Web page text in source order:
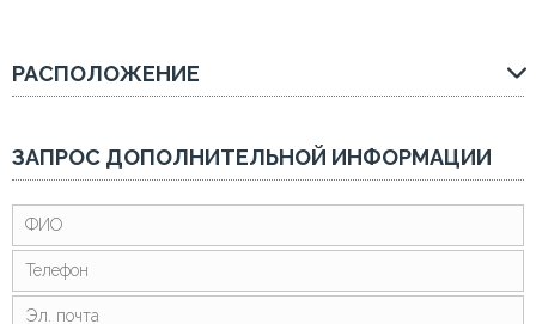
РАСПОЛОЖЕНИЕ
ЗАПРОС ДОПОЛНИТЕЛЬНОЙ ИНФОРМАЦИИ